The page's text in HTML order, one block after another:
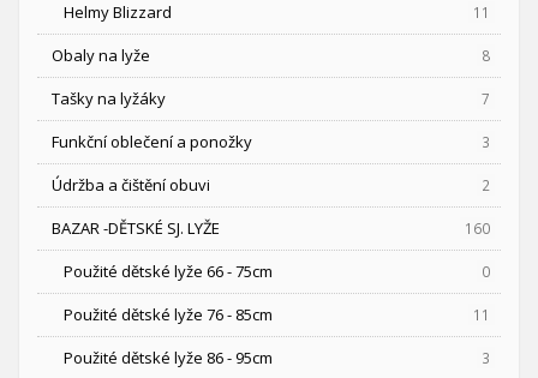
Helmy Blizzard 11
Obaly na lyže 8
Tašky na lyžáky 7
Funkční oblečení a ponožky 3
Údržba a čištění obuvi 2
BAZAR -DĚTSKÉ SJ. LYŽE 160
Použité dětské lyže 66 - 75cm 0
Použité dětské lyže 76 - 85cm 11
Použité dětské lyže 86 - 95cm 3